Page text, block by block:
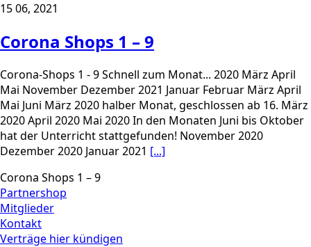
1506, 2021
Corona Shops 1 – 9
Corona-Shops 1 - 9 Schnell zum Monat... 2020 März April
Mai November Dezember 2021 Januar Februar März April
Mai Juni März 2020 halber Monat, geschlossen ab 16. März
2020 April 2020 Mai 2020 In den Monaten Juni bis Oktober
hat der Unterricht stattgefunden! November 2020
Dezember 2020 Januar 2021 [...]
Corona Shops 1 – 9
Partnershop
Mitglieder
Kontakt
Verträge hier kündigen